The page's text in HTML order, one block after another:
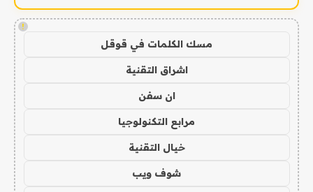
!
مسك الكلمات في قوقل
اشراق التقنية
ان سفن
مرابع التكنولوجيا
خيال التقنية
شوف ويب